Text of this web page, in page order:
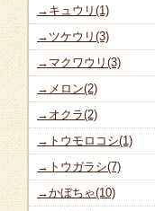
→キュウリ(1)
→ツケウリ(3)
→マクワウリ(3)
→メロン(2)
→オクラ(2)
→トウモロコシ(1)
→トウガラシ(7)
→かぼちゃ(10)